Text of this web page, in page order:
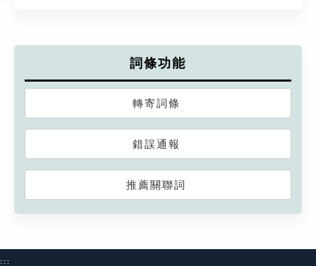
詞條功能
轉寄詞條
錯誤通報
推薦關聯詞
:::